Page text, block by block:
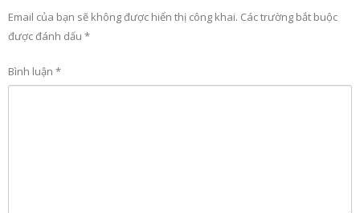
Email của bạn sẽ không được hiển thị công khai. Các trường bắt buộc
được đánh dấu *
Bình luận *